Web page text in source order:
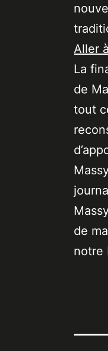
Aller
La
de
tout
de
notre